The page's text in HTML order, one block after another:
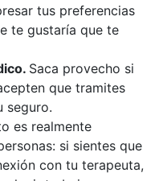
tus preferencias
te gustaría que te
Saca provecho si
que tramites
seguro.
es realmente
si sientes que
con tu terapeuta,